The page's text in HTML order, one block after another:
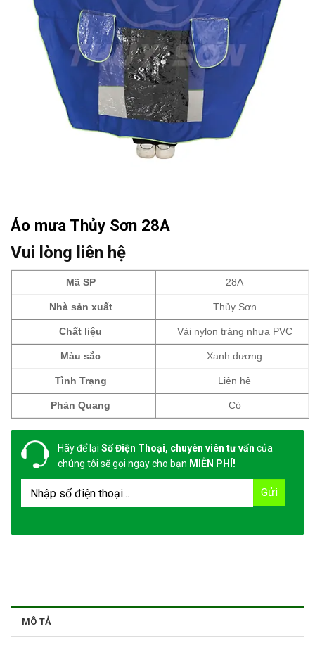
Áo mưa Thủy Sơn 28A
Vui lòng liên hệ
Mã SP 28A
Nhà sản xuất Thủy Sơn
Chất liệu Vải nylon tráng nhựa PVC
Màu sắc Xanh dương
Tình Trạng Liên hệ
Phản Quang Có
Hãy để lại Số Điện Thoại, chuyên viên tư vấn của
chúng tôi sẽ gọi ngay cho bạn MIỄN PHÍ!
MÔ TẢ